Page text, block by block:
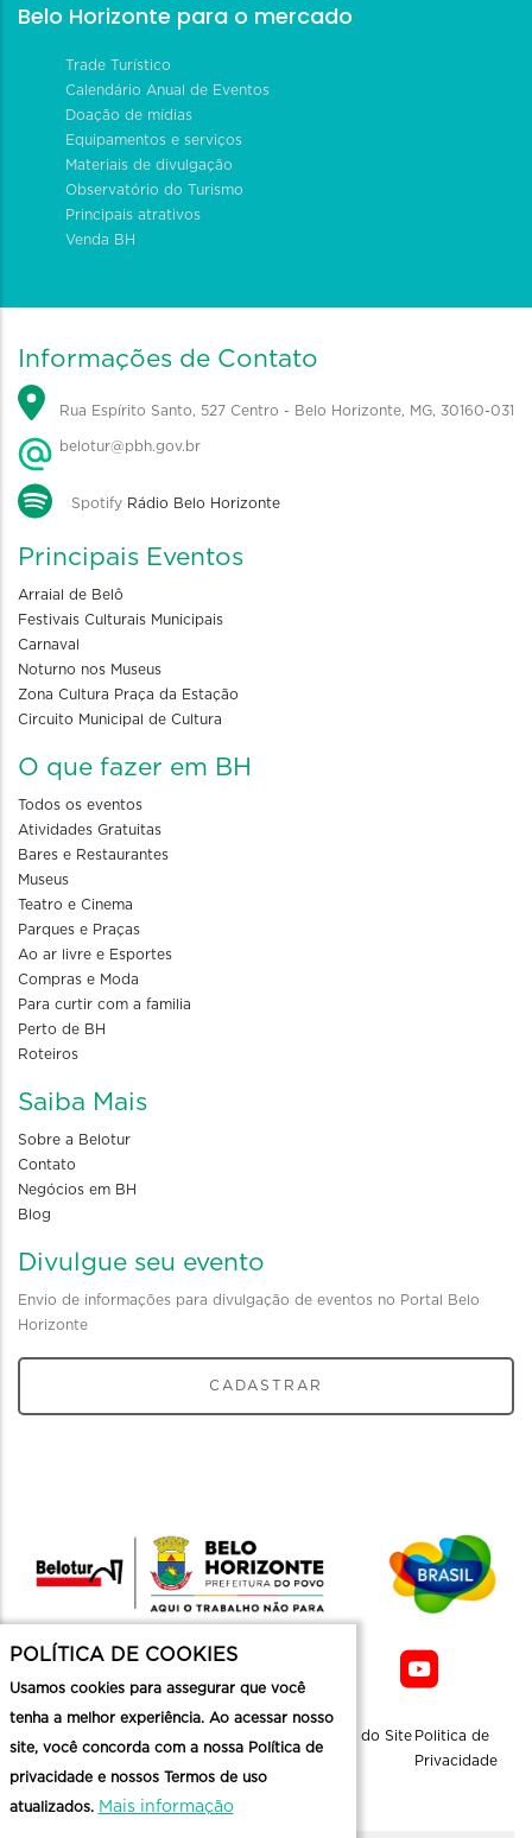
Belo Horizonte para o mercado
Trade Turístico
Calendário Anual de Eventos
Doação de mídias
Equipamentos e serviços
Materiais de divulgação
Observatório do Turismo
Principais atrativos
Venda BH
Informações de Contato
Rua Espírito Santo, 527 Centro - Belo Horizonte, MG, 30160-031
belotur@pbh.gov.br
Spotify Rádio Belo Horizonte
Principais Eventos
Arraial de Belô
Festivais Culturais Municipais
Carnaval
Noturno nos Museus
Zona Cultura Praça da Estação
Circuito Municipal de Cultura
O que fazer em BH
Todos os eventos
Atividades Gratuitas
Bares e Restaurantes
Museus
Teatro e Cinema
Parques e Praças
Ao ar livre e Esportes
Compras e Moda
Para curtir com a familia
Perto de BH
Roteiros
Saiba Mais
Sobre a Belotur
Contato
Negócios em BH
Blog
Divulgue seu evento
Envio de informações para divulgação de eventos no Portal Belo
Horizonte
CADASTRAR
Mapa do Site Politica de
Privacidade
POLÍTICA DE COOKIES
Usamos cookies para assegurar que você
tenha a melhor experiência. Ao acessar nosso
site, você concorda com a nossa Política de
privacidade e nossos Termos de uso
atualizados. Mais informação